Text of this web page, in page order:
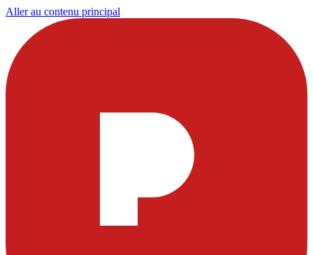
Aller au contenu principal